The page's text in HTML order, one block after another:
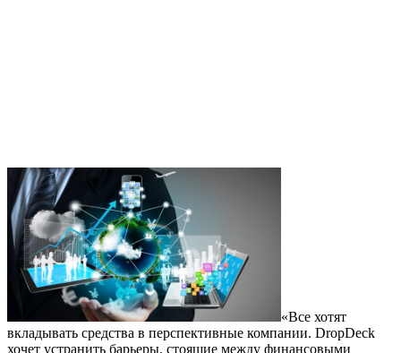
«Все хотят
вкладывать средства в перспективные компании. DropDeck
хочет устранить барьеры, стоящие между финансовыми